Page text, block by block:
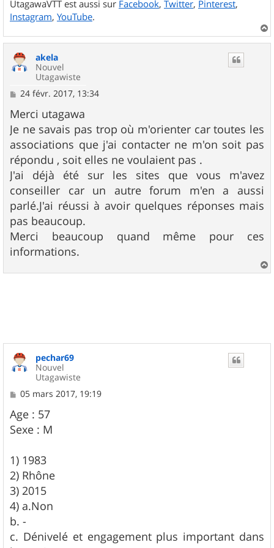
UtagawaVTT est aussi sur Facebook, Twitter, Pinterest,
Instagram, YouTube.
a
akela
Nouvel
Utagawiste
M
s
s
a
g
e
24 févr. 2017, 13:34
Merci utagawa
Je ne savais pas trop où m'orienter car toutes les
associations que j'ai contacter ne m'on soit pas
répondu , soit elles ne voulaient pas .
J'ai déjà été sur les sites que vous m'avez
conseiller car un autre forum m'en a aussi
parlé.J'ai réussi à avoir quelques réponses mais
pas beaucoup.
Merci beaucoup quand même pour ces
informations.
a
pechar69
Nouvel
Utagawiste
M
s
s
a
05 mars 2017, 19:19
Age : 57
Sexe : M
1) 1983
2) Rhône
3) 2015
4) a.Non
b. -
c. Dénivelé et engagement plus important dans